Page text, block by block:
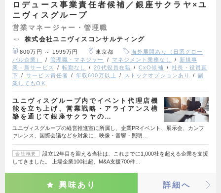
ロデュース事業責任者候補／銀座サクラヤ×ユ
ニヴィスグループ
営業マネージャー・管理職
株式会社ユニヴィスコンサルティング
800万円 ～ 1999万円 東京都
海外展開あり（日系グロー
バル企業）
管理職・マネジャー マネジメント業務なし
新規事
業・新サービス
転勤なし 20代役員在籍 CxO候補
社長・役員直
下
サービス責任者 年収600万以上 ストックオプションあり
副
業してもOK
ユニヴィスグループ内でイベント代理店機
能を立ち上げ、営業戦略・アライアンス構
築を通じて銀座サクラヤの…
ユニヴィスグループの経営推進室に所属し、企業PRイベント、展示会、カンフ
ァレンス、国際会議などを対象に、映像・音響・照明…
会社概要
設立12年目を迎える当社は、これまでに1,000社を超える企業を支援
してきました。 上場企業100社超、M&A支援700件…
興味あり 詳細へ